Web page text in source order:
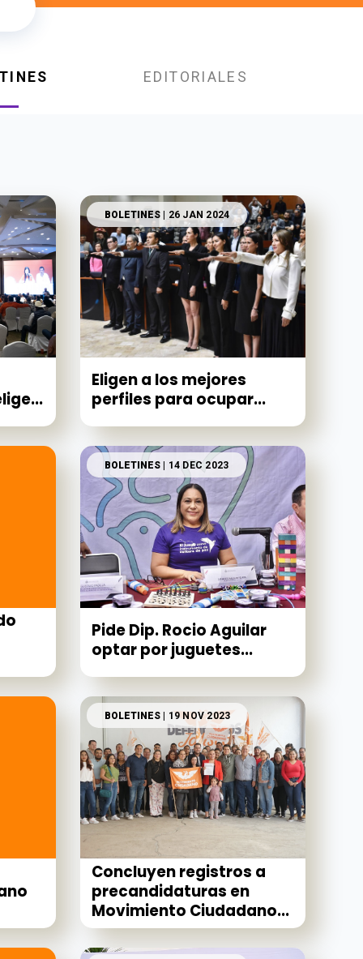
EDITORIALES
BOLETINES | 26 JAN 2024
Eligen a los mejores
perfiles para ocupar...
BOLETINES | 14 DEC 2023
Pide Dip. Rocio Aguilar
optar por juguetes...
BOLETINES | 19 NOV 2023
Concluyen registros a
precandidaturas en
Movimiento Ciudadano...